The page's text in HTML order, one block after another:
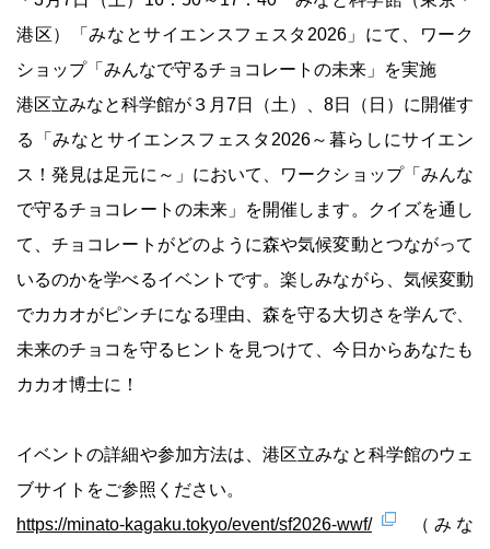
港区）「みなとサイエンスフェスタ2026」にて、ワーク
ショップ「みんなで守るチョコレートの未来」を実施
港区立みなと科学館が３月7日（土）、8日（日）に開催す
る「みなとサイエンスフェスタ2026～暮らしにサイエン
ス！発見は足元に～」において、ワークショップ「みんな
で守るチョコレートの未来」を開催します。クイズを通し
て、チョコレートがどのように森や気候変動とつながって
いるのかを学べるイベントです。楽しみながら、気候変動
でカカオがピンチになる理由、森を守る大切さを学んで、
未来のチョコを守るヒントを見つけて、今日からあなたも
カカオ博士に！
イベントの詳細や参加方法は、港区立みなと科学館のウェ
ブサイトをご参照ください。
https://minato-kagaku.tokyo/event/sf2026-wwf/
（みな